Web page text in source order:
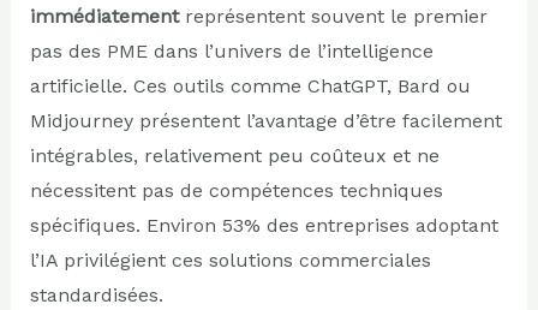
immédiatementreprésentent souvent le premier
pas des PME dans l’univers de l’intelligence
artificielle. Ces outils comme ChatGPT, Bard ou
Midjourney présentent l’avantage d’être facilement
intégrables, relativement peu coûteux et ne
nécessitent pas de compétences techniques
spécifiques. Environ 53% des entreprises adoptant
l’IA privilégient ces solutions commerciales
standardisées.